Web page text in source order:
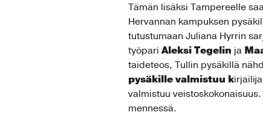
Tämän lisäksi Tampereelle
Hervannan kampuksen
tutustumaan Juliana Hyrrin
työpari Aleksi Tegelin ja
taideteos, Tullin pysäkillä
pysäkille valmistuu kirjailija
valmistuu
mennessä.